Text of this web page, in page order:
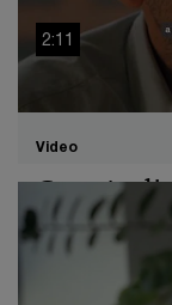
Video
Core Audit
2:11